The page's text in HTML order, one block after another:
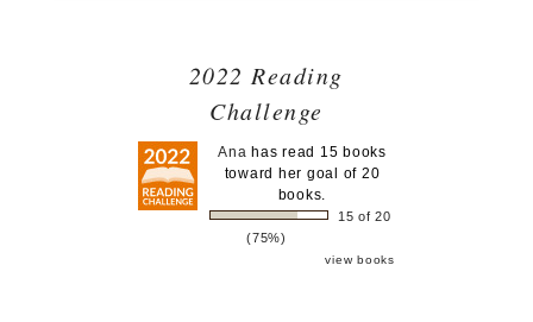
2022 Reading
Challenge
Ana has read 15 books
toward her goal of 20
books.
15 of 20
(75%)
view books